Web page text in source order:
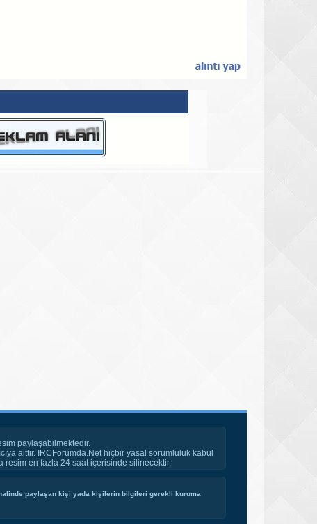
paylaşabilmektedir.
aittir. IRCForumda.Net hiçbir yasal sorumluluk kabul
resim en fazla 24 saat içerisinde silinecektir.
halinde paylaşan kişi yada kişilerin bilgileri gerekli kuruma